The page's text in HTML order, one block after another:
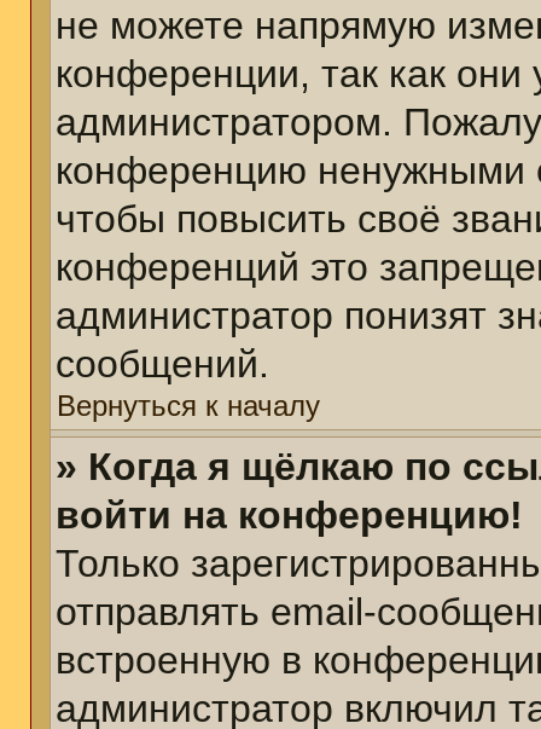
не можете напрямую
конференции, так как они
администратором.
конференцию ненужными
чтобы повысить своё
конференций это
администратор понизят
сообщений.
Вернуться к началу
» Когда я щёлкаю по
войти на конференцию!
Только
отправлять email-
встроенную в
администратор включил